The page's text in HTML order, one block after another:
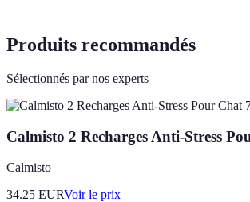
Produits recommandés
Sélectionnés par nos experts
Calmisto 2 Recharges Anti-Stress
Calmisto
34.25 EURVoir le prix